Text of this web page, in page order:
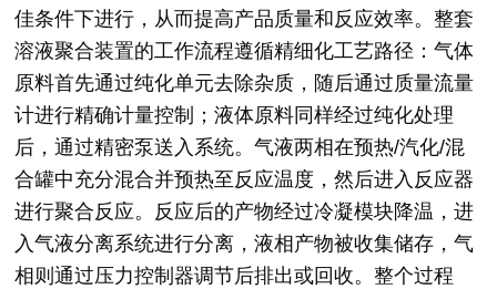
佳条件下进行，从而提高产品质量和反应效率。整套
溶液聚合装置的工作流程遵循精细化工艺路径：气体
原料首先通过纯化单元去除杂质，随后通过质量流量
计进行精确计量控制；液体原料同样经过纯化处理
后，通过精密泵送入系统。气液两相在预热/汽化/混
合罐中充分混合并预热至反应温度，然后进入反应器
进行聚合反应。反应后的产物经过冷凝模块降温，进
入气液分离系统进行分离，液相产物被收集储存，气
相则通过压力控制器调节后排出或回收。整个过程